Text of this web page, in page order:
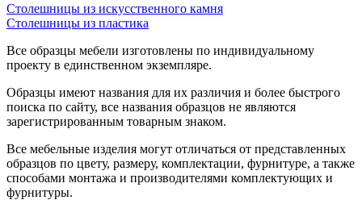
Столешницы из искусственного камня
Столешницы из пластика
Все образцы мебели изготовлены по индивидуальному
проекту в единственном экземпляре.
Образцы имеют названия для их различия и более быстрого
поиска по сайту, все названия образцов не являются
зарегистрированным товарным знаком.
Все мебельные изделия могут отличаться от представленных
образцов по цвету, размеру, комплектации, фурнитуре, а также
способами монтажа и производителями комплектующих и
фурнитуры.